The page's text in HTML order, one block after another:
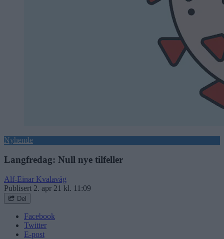
Nyhende
Langfredag: Null nye tilfeller
Alf-Einar Kvalavåg
Publisert 2. apr 21 kl. 11:09
Del
Facebook
Twitter
E-post